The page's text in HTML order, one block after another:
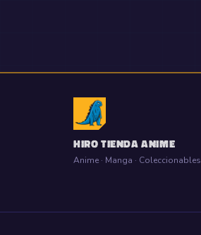
HIRO TIENDA ANIME
Anime · Manga · Coleccionables